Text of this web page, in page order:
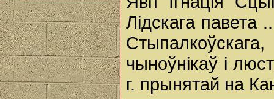
Лідскага павета
чыноўнікаў і
г. прынятай на